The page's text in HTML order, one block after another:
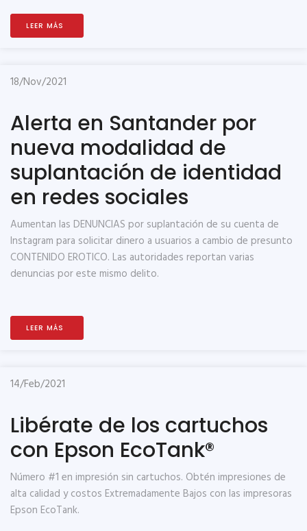
LEER MÁS
18/Nov/2021
Alerta en Santander por
nueva modalidad de
suplantación de identidad
en redes sociales
Aumentan las DENUNCIAS por suplantación de su cuenta de
Instagram para solicitar dinero a usuarios a cambio de presunto
CONTENIDO EROTICO. Las autoridades reportan varias
denuncias por este mismo delito.
LEER MÁS
14/Feb/2021
Libérate de los cartuchos
con Epson EcoTank®
Número #1 en impresión sin cartuchos. Obtén impresiones de
alta calidad y costos Extremadamente Bajos con las impresoras
Epson EcoTank.